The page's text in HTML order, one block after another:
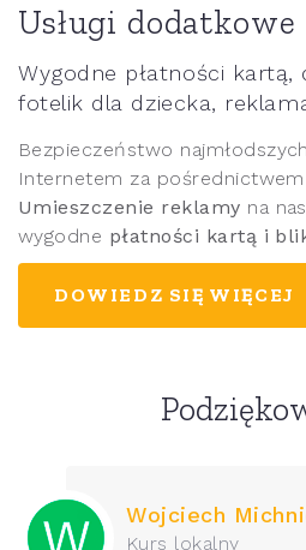
Usługi dodatkowe
Wygodne płatności kartą,
fotelik dla dziecka,
Bezpieczeństwo
Internetem za
Umieszczenie reklamy na
wygodne płatności kartą i
DOWIEDZ SIĘ WIĘCEJ
Wojciech
Kurs lokalny